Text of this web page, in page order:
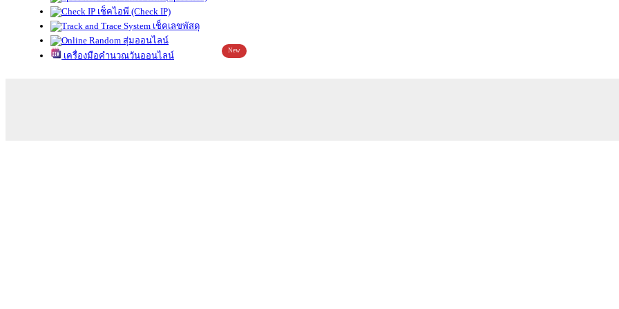
เช็คไอพี (Check IP)
เช็คเลขพัสดุ
สุ่มออนไลน์
เครื่องมือคำนวณวันออนไลน์
New